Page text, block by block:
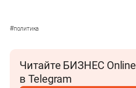
#политика
Читайте БИЗНЕС Online
в Telegram